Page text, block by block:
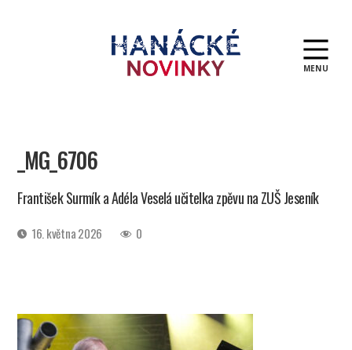
MENU
_MG_6706
František Surmík a Adéla Veselá učitelka zpěvu na ZUŠ Jeseník
Datum16. května 2026 0